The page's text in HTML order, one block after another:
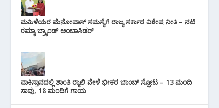
ಮಹಿಳೆಯರ ಮೆನೋಪಾಸ್ ಸಮಸ್ಯೆಗೆ ರಾಜ್ಯ ಸರ್ಕಾರ ವಿಶೇಷ ನೀತಿ – ನಟಿ
ರಮ್ಯಾ ಬ್ರ್ಯಾಂಡ್ ಅಂಬಾಸಿಡರ್
ಪಾಕಿಸ್ತಾನದಲ್ಲಿ ಶಾಂತಿ ರ‍್ಯಾಲಿ ವೇಳೆ ಭೀಕರ ಬಾಂಬ್ ಸ್ಫೋಟ – 13 ಮಂದಿ
ಸಾವು, 18 ಮಂದಿಗೆ ಗಾಯ